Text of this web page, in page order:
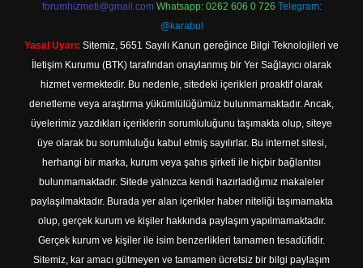
forumhizmeti@gmail.com Whatsapp: 0262 606 0 726 Telegram:
@karabul
Yasal Uyarı: Sitemiz, 5651 Sayılı Kanun gereğince Bilgi Teknolojileri ve
İletişim Kurumu (BTK) tarafından onaylanmış bir Yer Sağlayıcı olarak
hizmet vermektedir. Bu nedenle, sitedeki içerikleri proaktif olarak
denetleme veya araştırma yükümlülüğümüz bulunmamaktadır. Ancak,
üyelerimiz yazdıkları içeriklerin sorumluluğunu taşımakta olup, siteye
üye olarak bu sorumluluğu kabul etmiş sayılırlar. Bu internet sitesi,
herhangi bir marka, kurum veya şahıs şirketi ile hiçbir bağlantısı
bulunmamaktadır. Sitede yalnızca kendi hazırladığımız makaleler
paylaşılmaktadır. Burada yer alan içerikler haber niteliği taşımamakta
olup, gerçek kurum ve kişiler hakkında paylaşım yapılmamaktadır.
Gerçek kurum ve kişiler ile isim benzerlikleri tamamen tesadüfidir.
Sitemiz, kar amacı gütmeyen ve tamamen ücretsiz bir bilgi paylaşım